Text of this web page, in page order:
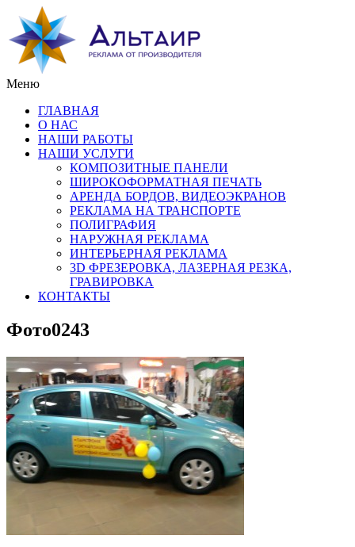
Меню
ГЛАВНАЯ
О НАС
НАШИ РАБОТЫ
НАШИ УСЛУГИ
КОМПОЗИТНЫЕ ПАНЕЛИ
ШИРОКОФОРМАТНАЯ ПЕЧАТЬ
АРЕНДА БОРДОВ, ВИДЕОЭКРАНОВ
РЕКЛАМА НА ТРАНСПОРТЕ
ПОЛИГРАФИЯ
НАРУЖНАЯ РЕКЛАМА
ИНТЕРЬЕРНАЯ РЕКЛАМА
3D ФРЕЗЕРОВКА, ЛАЗЕРНАЯ РЕЗКА,
ГРАВИРОВКА
КОНТАКТЫ
Фото0243